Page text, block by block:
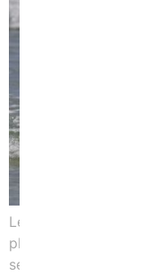
Les stages à la
plage de Penhors.
séances de surf que